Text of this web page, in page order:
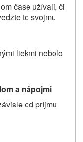
čase užívali, či
to svojmu
liekmi nebolo
a nápojmi
od príjmu